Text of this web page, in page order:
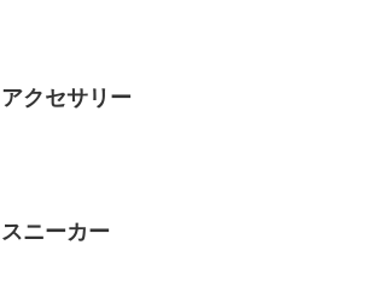
アクセサリー
スニーカー